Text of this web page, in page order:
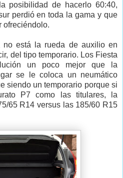
posibilidad de hacerlo 60:40,
perdió en toda la gama y que
ofreciéndolo.
no está la rueda de auxilio en
del tipo temporario. Los Fiesta
un poco mejor que la
se le coloca un neumático
siendo un temporario porque si
P7 como las titulares, la
65 R14 versus las 185/60 R15